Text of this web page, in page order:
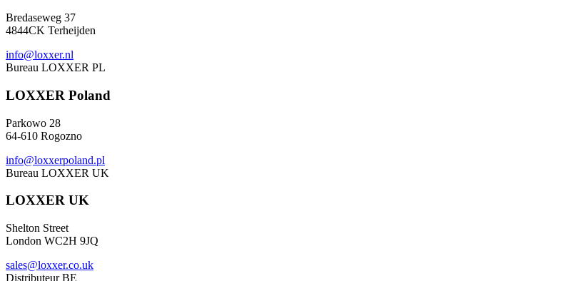
Bredaseweg 37
4844CK Terheijden
info@loxxer.nl
Bureau LOXXER PL
LOXXER Poland
Parkowo 28
64-610 Rogozno
info@loxxerpoland.pl
Bureau LOXXER UK
LOXXER UK
Shelton Street
London WC2H 9JQ
sales@loxxer.co.uk
Distributeur BE